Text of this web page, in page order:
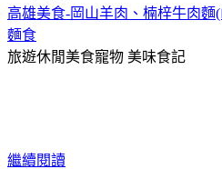
高雄美食-岡山羊肉、楠梓牛肉麵
麵食
旅遊休閒美食寵物 美味食記
繼續閱讀